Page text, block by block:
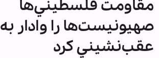
مقاومت فلسطيني‌ها
صهيونيست‌ها را وادار به
عقب‌نشيني كرد